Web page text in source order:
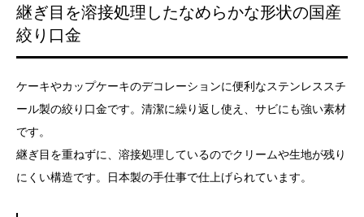
継ぎ目を溶接処理したなめらかな形状の国産
絞り口金
ケーキやカップケーキのデコレーションに便利なステンレススチ
ール製の絞り口金です。清潔に繰り返し使え、サビにも強い素材
です。
継ぎ目を重ねずに、溶接処理しているのでクリームや生地が残り
にくい構造です。日本製の手仕事で仕上げられています。